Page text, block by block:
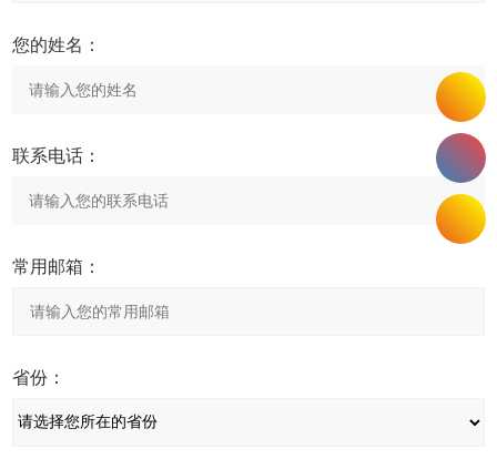
您的姓名：
联系电话：
常用邮箱：
省份：